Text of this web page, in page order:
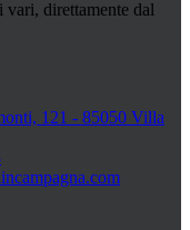
direttamente dal
121 - 85050 Villa